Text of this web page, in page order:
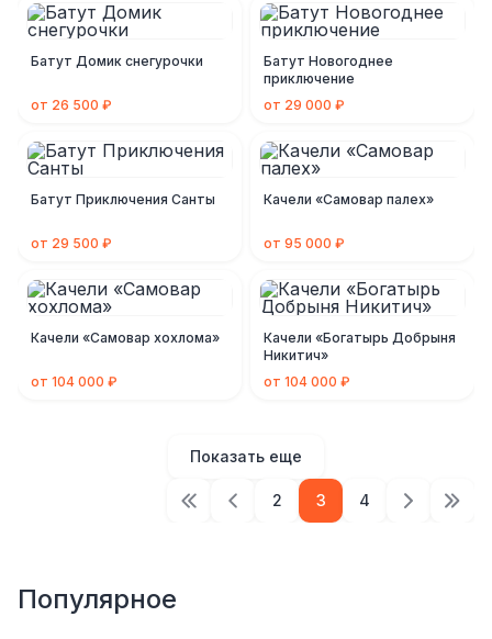
Батут Домик снегурочки
от 26 500 ₽
Батут Новогоднее
приключение
от 29 000 ₽
Батут Приключения Санты
от 29 500 ₽
Качели «Самовар палех»
от 95 000 ₽
Качели «Самовар хохлома»
от 104 000 ₽
Качели «Богатырь Добрыня
Никитич»
от 104 000 ₽
Показать еще
2 3 4
Популярное